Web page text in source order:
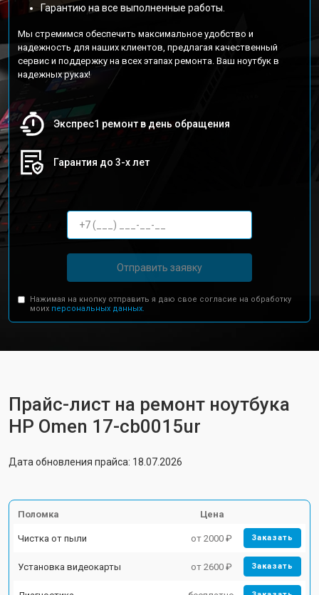
Гарантию на все выполненные работы.
Мы стремимся обеспечить максимальное удобство и
надежность для наших клиентов, предлагая качественный
сервис и поддержку на всех этапах ремонта. Ваш ноутбук в
надежных руках!
Экспрес1 ремонт в день обращения
Гарантия до 3-х лет
Отправить заявку
Нажимая на кнопку отправить я даю свое согласие на обработку
моих персональных данных.
Прайс-лист на ремонт ноутбука
HP Omen 17-cb0015ur
Дата обновления прайса: 18.07.2026
Поломка Цена
Чистка от пыли от 2000 ₽ Заказать
Установка видеокарты от 2600 ₽ Заказать